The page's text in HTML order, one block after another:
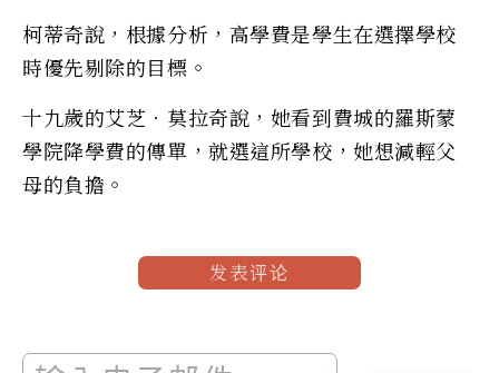
柯蒂奇說，根據分析，高學費是學生在選擇學校
時優先剔除的目標。
十九歲的艾芝．莫拉奇說，她看到費城的羅斯蒙
學院降學費的傳單，就選這所學校，她想減輕父
母的負擔。
发表评论